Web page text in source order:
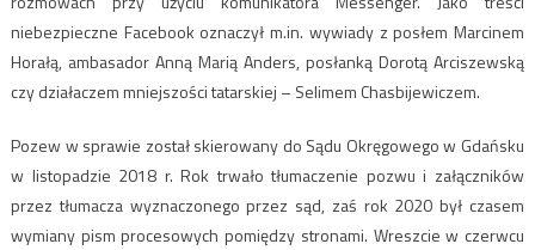
niebezpieczne Facebook oznaczył m.in. wywiady z posłem Marcinem
Horałą, ambasador Anną Marią Anders, posłanką Dorotą Arciszewską
czy działaczem mniejszości tatarskiej – Selimem Chasbijewiczem.
Pozew w sprawie został skierowany do Sądu Okręgowego w Gdańsku
w listopadzie 2018 r. Rok trwało tłumaczenie pozwu i załączników
przez tłumacza wyznaczonego przez sąd, zaś rok 2020 był czasem
wymiany pism procesowych pomiędzy stronami. Wreszcie w czerwcu